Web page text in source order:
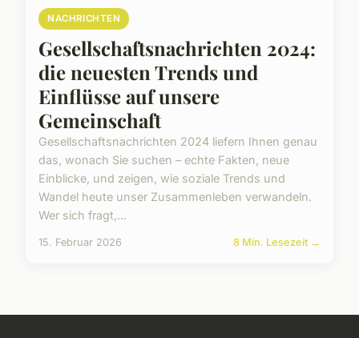
NACHRICHTEN
Gesellschaftsnachrichten 2024:
die neuesten Trends und
Einflüsse auf unsere
Gemeinschaft
Gesellschaftsnachrichten 2024 liefern Ihnen genau
das, wonach Sie suchen – echte Fakten, neue
Einblicke, und zeigen, wie soziale Trends und
Wandel heute unser Zusammenleben verwandeln.
Wer sich fragt,...
15. Februar 2026 8 Min. Lesezeit →